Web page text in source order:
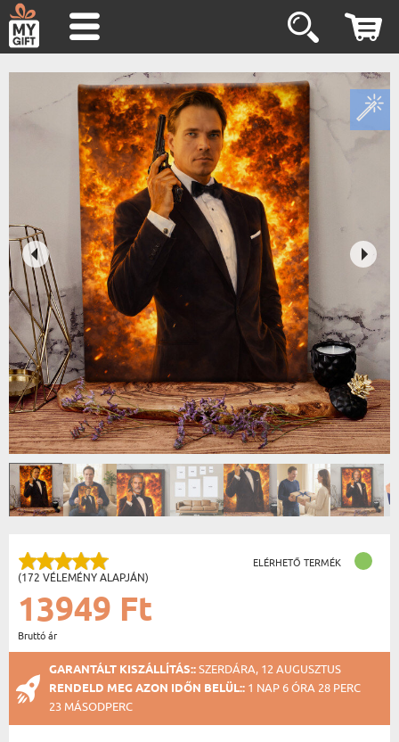
(172 VÉLEMÉNY ALAPJÁN)
ELÉRHETŐ TERMÉK
13949 Ft
Bruttó ár
GARANTÁLT KISZÁLLÍTÁS::SZERDÁRA, 12 AUGUSZTUS
RENDELD MEG AZON IDŐN BELÜL:: 1 NAP 6 ÓRA 28 PERC
23 MÁSODPERC